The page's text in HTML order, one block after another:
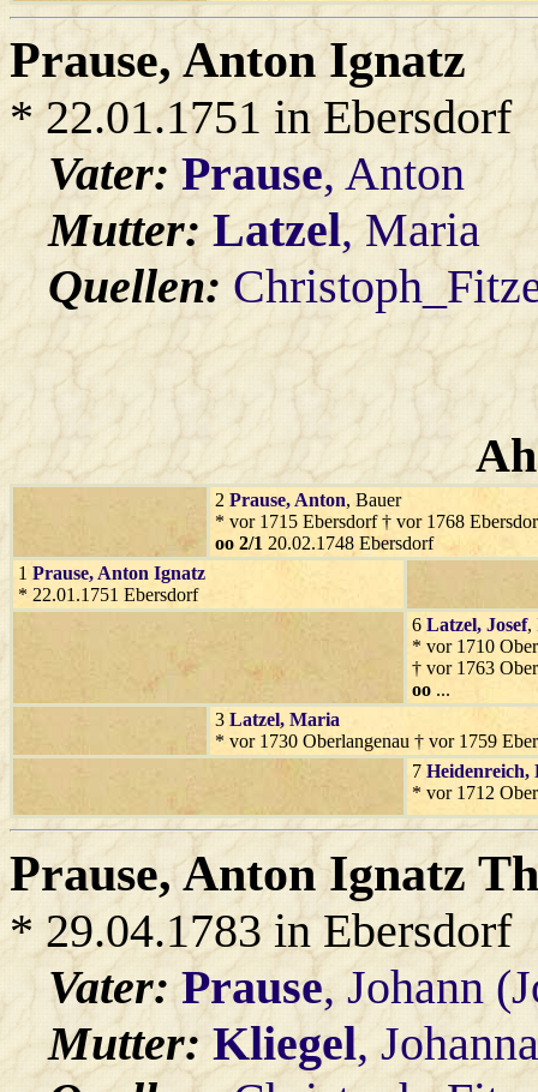
Prause, Anton Ignatz
* 22.01.1751 in Ebersdorf
Vater:Prause, Anton
Mutter:Latzel, Maria
Quellen:
2 Prause, Anton, Bauer
* vor 1715 Ebersdorf † vor 1768
oo 2/1 20.02.1748 Ebersdorf
1 Prause, Anton Ignatz
* 22.01.1751 Ebersdorf
6 Latzel, Josef,
* vor 1710
† vor 1763
oo ...
3 Latzel, Maria
* vor 1730 Oberlangenau † vor 1759
7 Heidenreich,
* vor 1712
Prause, Anton Ignatz
* 29.04.1783 in Ebersdorf
Vater:Prause, Johann
Mutter: Kliegel, Johanna